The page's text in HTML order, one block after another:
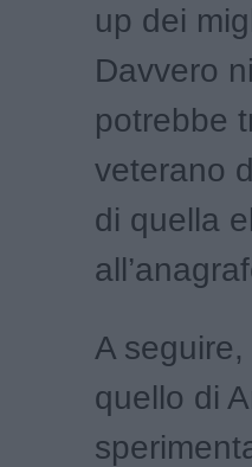
up dei
Davvero
potrebbe
veterano
di quella
A
quello di